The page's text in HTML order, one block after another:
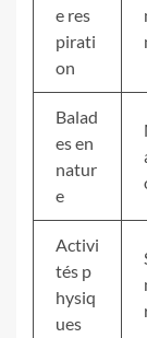
e res
pirati
on
Balad
es en
natur
e
Activi
tés p
hysiq
ues